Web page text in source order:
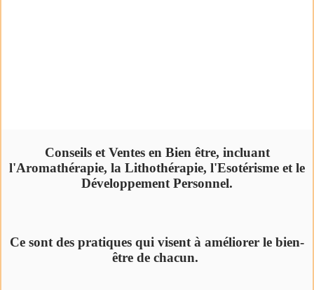
Conseils et Ventes en Bien être, incluant
l'Aromathérapie, la Lithothérapie, l'Esotérisme et le
Développement Personnel.
Ce sont des pratiques qui visent à améliorer le bien-
être de chacun.